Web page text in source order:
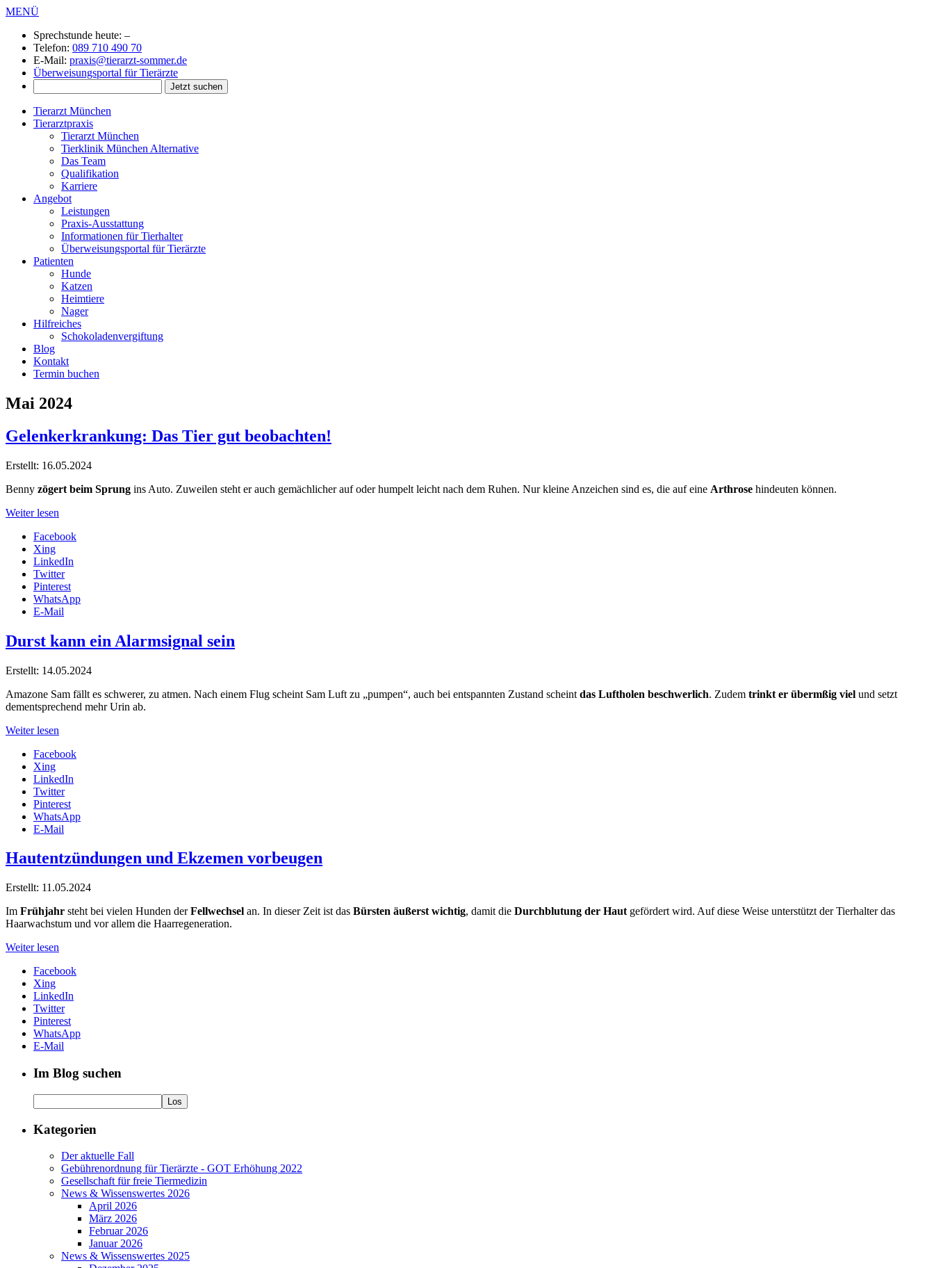
MENÜ
Sprechstunde heute: –
Telefon: 089 710 490 70
E-Mail: praxis@tierarzt-sommer.de
Überweisungsportal für Tierärzte
Tierarzt München
Tierarztpraxis
Tierarzt München
Tierklinik München Alternative
Das Team
Qualifikation
Karriere
Angebot
Leistungen
Praxis-Ausstattung
Informationen für Tierhalter
Überweisungsportal für Tierärzte
Patienten
Hunde
Katzen
Heimtiere
Nager
Hilfreiches
Schokoladenvergiftung
Blog
Kontakt
Termin buchen
Mai 2024
Gelenkerkrankung: Das Tier gut beobachten!
Erstellt: 16.05.2024
Benny zögert beim Sprung ins Auto. Zuweilen steht er auch gemächlicher auf oder humpelt leicht nach dem Ruhen. Nur kleine Anzeichen sind es, die auf eine Arthrose hindeuten können.
Weiter lesen
Facebook
Xing
LinkedIn
Twitter
Pinterest
WhatsApp
E-Mail
Durst kann ein Alarmsignal sein
Erstellt: 14.05.2024
Amazone Sam fällt es schwerer, zu atmen. Nach einem Flug scheint Sam Luft zu „pumpen“, auch bei entspannten Zustand scheint das Luftholen beschwerlich. Zudem trinkt er übermßig viel und setzt
dementsprechend mehr Urin ab.
Weiter lesen
Facebook
Xing
LinkedIn
Twitter
Pinterest
WhatsApp
E-Mail
Hautentzündungen und Ekzemen vorbeugen
Erstellt: 11.05.2024
Im Frühjahr steht bei vielen Hunden derFellwechsel an. In dieser Zeit ist das Bürsten äußerst wichtig, damit die Durchblutung der Haut gefördert wird. Auf diese Weise unterstützt der Tierhalter das
Haarwachstum und vor allem die Haarregeneration.
Weiter lesen
Facebook
Xing
LinkedIn
Twitter
Pinterest
WhatsApp
E-Mail
Im Blog suchen
Kategorien
Der aktuelle Fall
Gebührenordnung für Tierärzte - GOT Erhöhung 2022
Gesellschaft für freie Tiermedizin
News & Wissenswertes 2026
April 2026
März 2026
Februar 2026
Januar 2026
News & Wissenswertes 2025